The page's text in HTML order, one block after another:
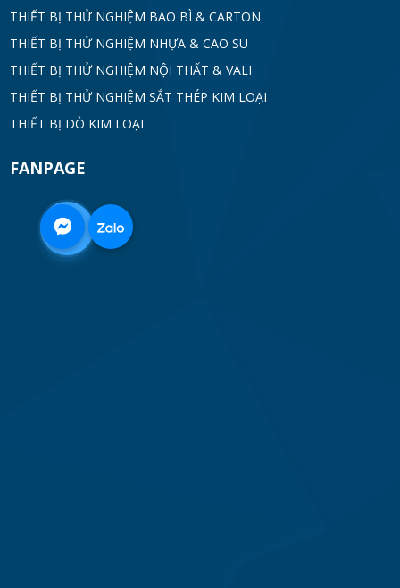
THIẾT BỊ THỬ NGHIỆM BAO BÌ & CARTON
THIẾT BỊ THỬ NGHIỆM NHỰA & CAO SU
THIẾT BỊ THỬ NGHIỆM NỘI THẤT & VALI
THIẾT BỊ THỬ NGHIỆM SẮT THÉP KIM LOẠI
THIẾT BỊ DÒ KIM LOẠI
FANPAGE
0968